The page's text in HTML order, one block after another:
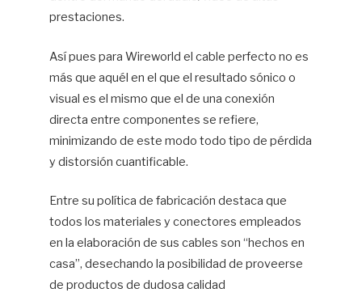
prestaciones.
Así pues para Wireworld el cable perfecto no es
más que aquél en el que el resultado sónico o
visual es el mismo que el de una conexión
directa entre componentes se refiere,
minimizando de este modo todo tipo de pérdida
y distorsión cuantificable.
Entre su política de fabricación destaca que
todos los materiales y conectores empleados
en la elaboración de sus cables son “hechos en
casa”, desechando la posibilidad de proveerse
de productos de dudosa calidad